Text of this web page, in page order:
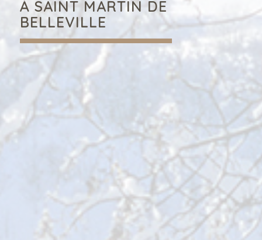
À SAINT MARTIN DE
BELLEVILLE